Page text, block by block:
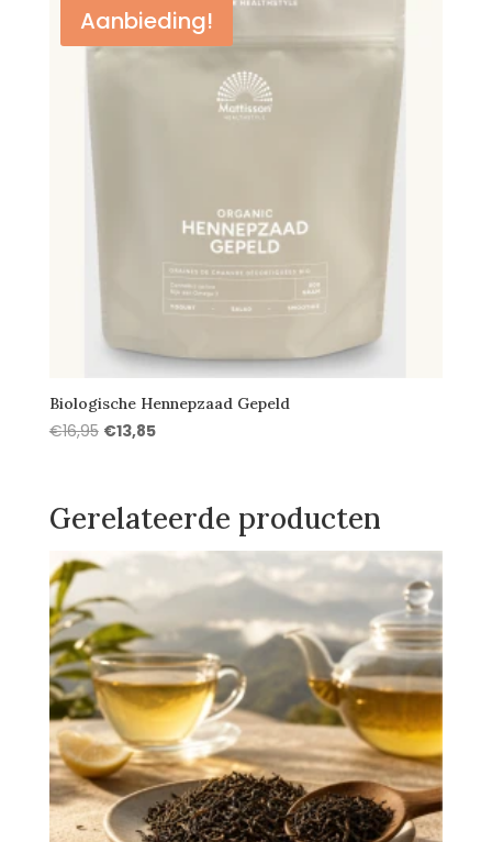
Aanbieding!
Biologische Hennepzaad Gepeld
€16,95 Oorspronkelijke
€16,95.
€13,85Huidige
Gerelateerde producten